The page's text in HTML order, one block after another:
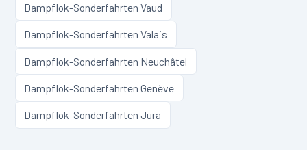
Dampflok-SonderfahrtenVaud
Dampflok-SonderfahrtenValais
Dampflok-Sonderfahrten Neuchâtel
Dampflok-SonderfahrtenGenève
Dampflok-SonderfahrtenJura